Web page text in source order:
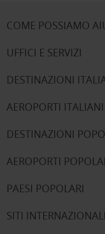
COME POSSIAMO
UFFICI E SERVIZI
DESTINAZIONI
AEROPORTI
DESTINAZIONI
AEROPORTI
PAESI POPOLARI
SITI INTERNAZIONALI